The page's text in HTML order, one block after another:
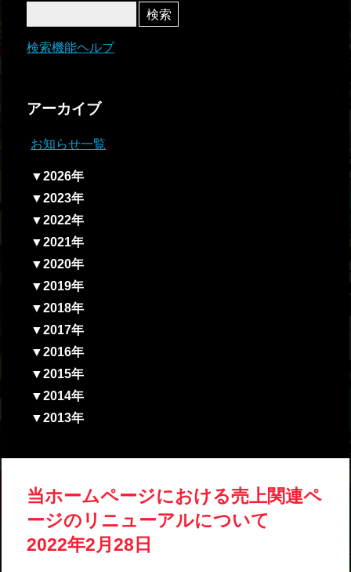
検索機能ヘルプ
アーカイブ
お知らせ一覧
▼2026年
▼2023年
▼2022年
▼2021年
▼2020年
▼2019年
▼2018年
▼2017年
▼2016年
▼2015年
▼2014年
▼2013年
当ホームページにおける売上関連ペ
ージのリニューアルについて
2022年2月28日